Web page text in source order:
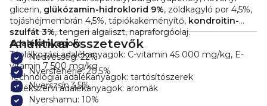
glicerin, glükózamin-hidroklorid 9%, zöldkagyló por 4,5%,
tojáshéjmembrán 4,5%, tápiókakeményítő, kondroitin-
szulfát 3%, tengeri algaliszt, napraforgóolaj.
Adalékanyagok:
Táplálkozási adalékanyagok: C-vitamin 45 000 mg/kg, E-
vitamin 7 500 mg/kg
Technológiai adalékanyagok: tartósítószerek
Érzékszervi adalékanyagok: aromák
Analitikai összetevők
Nedvesség: 22%
Nyersfehérje: 20,5%
Nyerszsír: 3,5%
Nyershamu: 10%